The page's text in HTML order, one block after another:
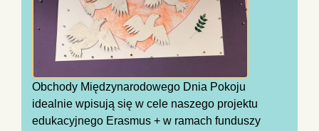
Obchody Międzynarodowego Dnia Pokoju
idealnie wpisują się w cele naszego projektu
edukacyjnego Erasmus + w ramach funduszy